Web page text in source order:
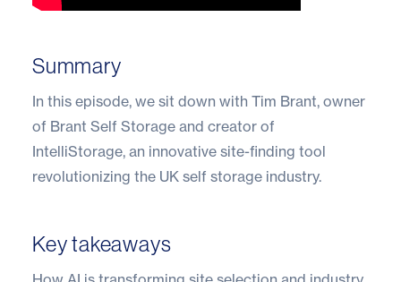
Summary
In this episode, we sit down with Tim Brant, owner
of Brant Self Storage and creator of
IntelliStorage, an innovative site-finding tool
revolutionizing the UK self storage industry.
Key takeaways